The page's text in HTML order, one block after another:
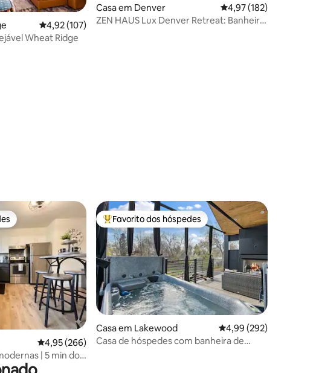
132avaliações
Classificação média de 4,92 em 5 estrelas, 107avaliações
4,92 (107)
Wheat Ridge
Casa em Denver Classificação média
4,97 (182)
ZEN HAUS Lux Denver Retreat: Banheira
191avaliações
Classificação média de 4,95 em 5 estrelas, 266avaliações
4,95 (266)
| 5 min do
Favoritos dos hóspedes mais apreciados
Favorito dos hóspedes
Casa em Lakewood Classificação média
4,99 (292)
Casa de hóspedes com banheira de